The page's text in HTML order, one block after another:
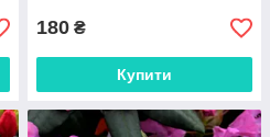
180 ₴
Купити